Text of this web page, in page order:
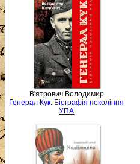
В'ятрович Володимир
Генерал Кук. Біографія покоління
УПА